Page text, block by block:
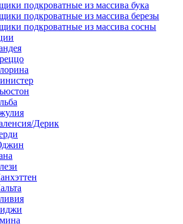
подкроватные из массива бука
подкроватные из массива березы
подкроватные из массива сосны
Дерик